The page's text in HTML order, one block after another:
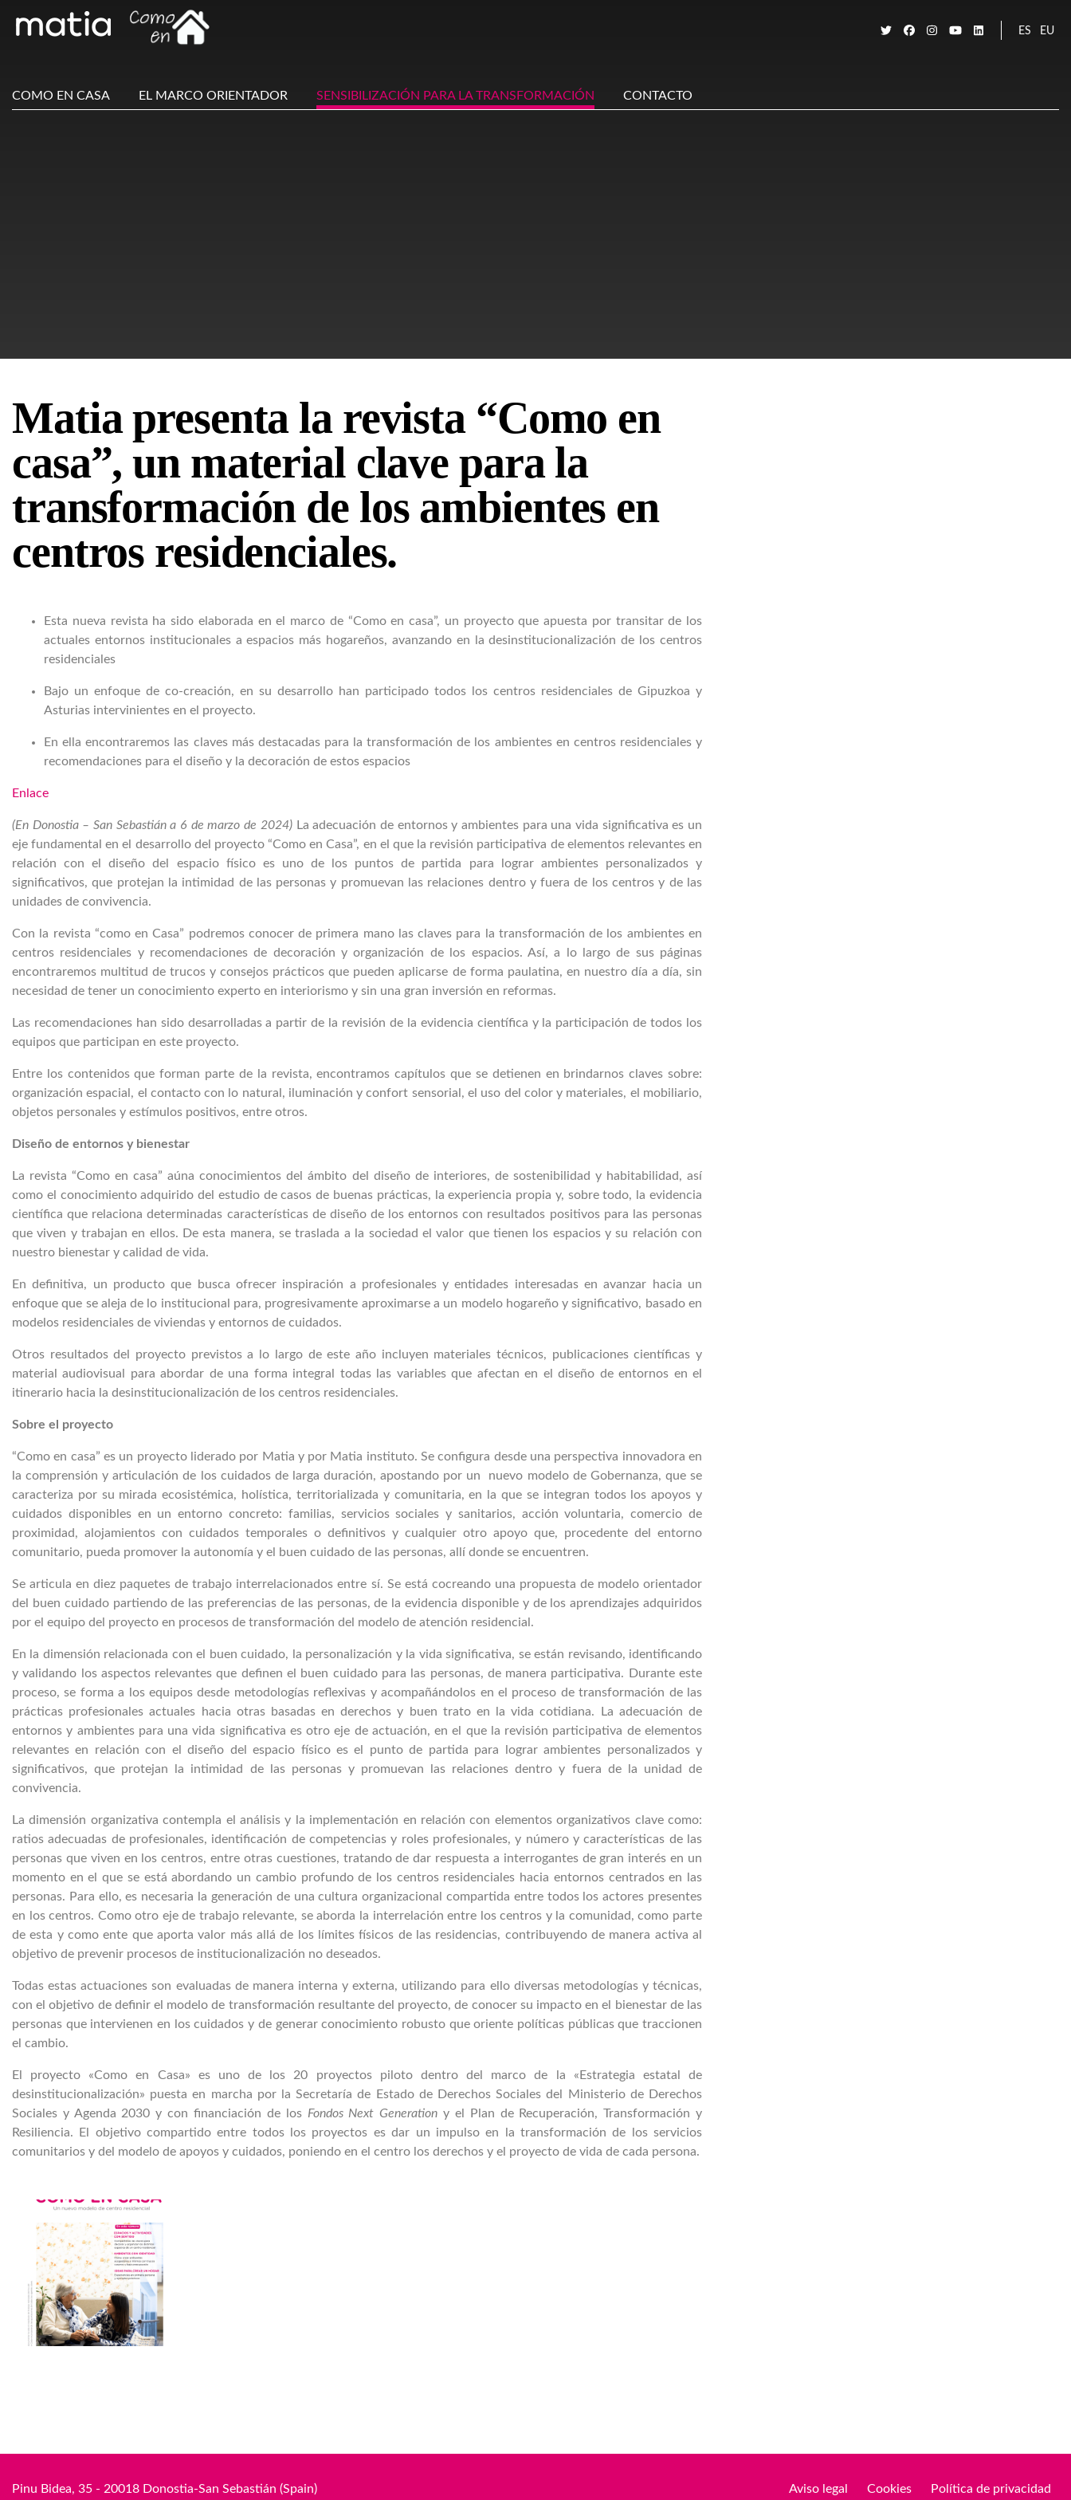
ES EU
Main
COMO EN CASA EL MARCO ORIENTADOR SENSIBILIZACIÓN PARA LA TRANSFORMACIÓN CONTACTO
Matia presenta la revista “Como en
casa”, un material clave para la
transformación de los ambientes en
centros residenciales.
Esta nueva revista ha sido elaborada en el marco de “Como en casa”, un proyecto que apuesta por transitar de los
actuales entornos institucionales a espacios más hogareños, avanzando en la desinstitucionalización de los centros
residenciales
Bajo un enfoque de co-creación, en su desarrollo han participado todos los centros residenciales de Gipuzkoa y
Asturias intervinientes en el proyecto.
En ella encontraremos las claves más destacadas para la transformación de los ambientes en centros residenciales y
recomendaciones para el diseño y la decoración de estos espacios
Enlace
(En Donostia – San Sebastián a 6 de marzo de 2024) La adecuación de entornos y ambientes para una vida significativa es un
eje fundamental en el desarrollo del proyecto “Como en Casa”, en el que la revisión participativa de elementos relevantes en
relación con el diseño del espacio físico es uno de los puntos de partida para lograr ambientes personalizados y
significativos, que protejan la intimidad de las personas y promuevan las relaciones dentro y fuera de los centros y de las
unidades de convivencia.
Con la revista “como en Casa” podremos conocer de primera mano las claves para la transformación de los ambientes en
centros residenciales y recomendaciones de decoración y organización de los espacios. Así, a lo largo de sus páginas
encontraremos multitud de trucos y consejos prácticos que pueden aplicarse de forma paulatina, en nuestro día a día, sin
necesidad de tener un conocimiento experto en interiorismo y sin una gran inversión en reformas.
Las recomendaciones han sido desarrolladas a partir de la revisión de la evidencia científica y la participación de todos los
equipos que participan en este proyecto.
Entre los contenidos que forman parte de la revista, encontramos capítulos que se detienen en brindarnos claves sobre:
organización espacial, el contacto con lo natural, iluminación y confort sensorial, el uso del color y materiales, el mobiliario,
objetos personales y estímulos positivos, entre otros.
Diseño de entornos y bienestar
La revista “Como en casa” aúna conocimientos del ámbito del diseño de interiores, de sostenibilidad y habitabilidad, así
como el conocimiento adquirido del estudio de casos de buenas prácticas, la experiencia propia y, sobre todo, la evidencia
científica que relaciona determinadas características de diseño de los entornos con resultados positivos para las personas
que viven y trabajan en ellos. De esta manera, se traslada a la sociedad el valor que tienen los espacios y su relación con
nuestro bienestar y calidad de vida.
En definitiva, un producto que busca ofrecer inspiración a profesionales y entidades interesadas en avanzar hacia un
enfoque que se aleja de lo institucional para, progresivamente aproximarse a un modelo hogareño y significativo, basado en
modelos residenciales de viviendas y entornos de cuidados.
Otros resultados del proyecto previstos a lo largo de este año incluyen materiales técnicos, publicaciones científicas y
material audiovisual para abordar de una forma integral todas las variables que afectan en el diseño de entornos en el
itinerario hacia la desinstitucionalización de los centros residenciales.
Sobre el proyecto
“Como en casa” es un proyecto liderado por Matia y por Matia instituto. Se configura desde una perspectiva innovadora en
la comprensión y articulación de los cuidados de larga duración, apostando por un
nuevo modelo de Gobernanza, que se
caracteriza por su mirada ecosistémica, holística, territorializada y comunitaria, en la que se integran todos los apoyos y
cuidados disponibles en un entorno concreto: familias, servicios sociales y sanitarios, acción voluntaria, comercio de
proximidad, alojamientos con cuidados temporales o definitivos y cualquier otro apoyo que, procedente del entorno
comunitario, pueda promover la autonomía y el buen cuidado de las personas, allí donde se encuentren.
Se articula en diez paquetes de trabajo interrelacionados entre sí. Se está cocreando una propuesta de modelo orientador
del buen cuidado partiendo de las preferencias de las personas, de la evidencia disponible y de los aprendizajes adquiridos
por el equipo del proyecto en procesos de transformación del modelo de atención residencial.
En la dimensión relacionada con el buen cuidado, la personalización y la vida significativa, se están revisando, identificando
y validando los aspectos relevantes que definen el buen cuidado para las personas, de manera participativa. Durante este
proceso, se forma a los equipos desde metodologías reflexivas y acompañándolos en el proceso de transformación de las
prácticas profesionales actuales hacia otras basadas en derechos y buen trato en la vida cotidiana. La adecuación de
entornos y ambientes para una vida significativa es otro eje de actuación, en el que la revisión participativa de elementos
relevantes en relación con el diseño del espacio físico es el punto de partida para lograr ambientes personalizados y
significativos, que protejan la intimidad de las personas y promuevan las relaciones dentro y fuera de la unidad de
convivencia.
La dimensión organizativa contempla el análisis y la implementación en relación con elementos organizativos clave como:
ratios adecuadas de profesionales, identificación de competencias y roles profesionales, y número y características de las
personas que viven en los centros, entre otras cuestiones, tratando de dar respuesta a interrogantes de gran interés en un
momento en el que se está abordando un cambio profundo de los centros residenciales hacia entornos centrados en las
personas. Para ello, es necesaria la generación de una cultura organizacional compartida entre todos los actores presentes
en los centros. Como otro eje de trabajo relevante, se aborda la interrelación entre los centros y la comunidad, como parte
de esta y como ente que aporta valor más allá de los límites físicos de las residencias, contribuyendo de manera activa al
objetivo de prevenir procesos de institucionalización no deseados.
Todas estas actuaciones son evaluadas de manera interna y externa, utilizando para ello diversas metodologías y técnicas,
con el objetivo de definir el modelo de transformación resultante del proyecto, de conocer su impacto en el bienestar de las
personas que intervienen en los cuidados y de generar conocimiento robusto que oriente políticas públicas que traccionen
el cambio.
El proyecto «Como en Casa» es uno de los 20 proyectos piloto dentro del marco de la «Estrategia estatal de
desinstitucionalización» puesta en marcha por la Secretaría de Estado de Derechos Sociales del Ministerio de Derechos
Sociales y Agenda 2030 y con financiación de los Fondos Next Generation y el Plan de Recuperación, Transformación y
Resiliencia. El objetivo compartido entre todos los proyectos es dar un impulso en la transformación de los servicios
comunitarios y del modelo de apoyos y cuidados, poniendo en el centro los derechos y el proyecto de vida de cada persona.
Pinu Bidea, 35 - 20018 Donostia-San Sebastián (Spain) Aviso legal Cookies Política de privacidad